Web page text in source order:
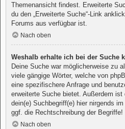
Themenansicht findest. Erweiterte
du den „Erweiterte Suche“-Link
Forums aus verfügbar ist.
Nach oben
Weshalb erhalte ich bei der Suche
Deine Suche war möglicherweise zu
viele gängige Wörter, welche von
eine spezifischere Anfrage und
erweiterte Suche bietet. Außerdem
dein(e) Suchbegriff(e) hier nirgends
ggf. die Rechtschreibung der Begriffe!
Nach oben